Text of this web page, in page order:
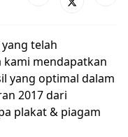
telah
kami mendapatkan
yang optimal dalam
2017 dari
plakat & piagam